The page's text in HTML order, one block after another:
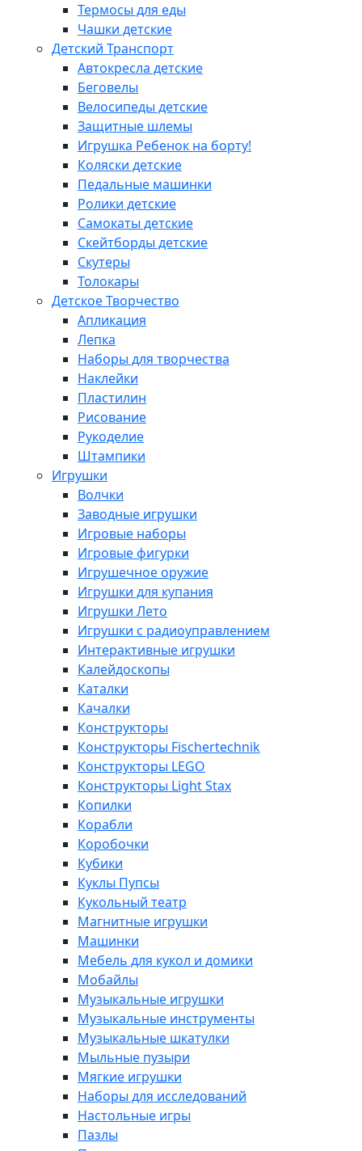
Термосы для еды
Чашки детские
Детский Транспорт
Автокресла детские
Беговелы
Велосипеды детские
Защитные шлемы
Игрушка Ребенок на борту!
Коляски детские
Педальные машинки
Ролики детские
Самокаты детские
Скейтборды детские
Скутеры
Толокары
Детское Творчество
Апликация
Лепка
Наборы для творчества
Наклейки
Пластилин
Рисование
Рукоделие
Штампики
Игрушки
Волчки
Заводные игрушки
Игровые наборы
Игровые фигурки
Игрушечное оружие
Игрушки для купания
Игрушки Лето
Игрушки с радиоуправлением
Интерактивные игрушки
Калейдоскопы
Каталки
Качалки
Конструкторы
Конструкторы Fisсhertechnik
Конструкторы LEGO
Конструкторы Light Stax
Копилки
Корабли
Коробочки
Кубики
Куклы Пупсы
Кукольный театр
Магнитные игрушки
Машинки
Мебель для кукол и домики
Мобайлы
Музыкальные игрушки
Музыкальные инструменты
Музыкальные шкатулки
Мыльные пузыри
Мягкие игрушки
Наборы для исследований
Настольные игры
Пазлы